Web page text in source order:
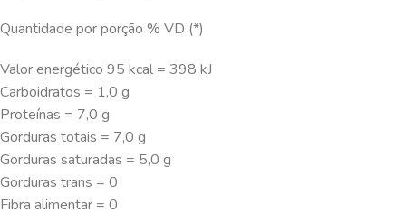
Quantidade por porção % VD (*)
Valor energético 95 kcal = 398 kJ
Carboidratos = 1,0 g
Proteínas = 7,0 g
Gorduras totais = 7,0 g
Gorduras saturadas = 5,0 g
Gorduras trans = 0
Fibra alimentar = 0